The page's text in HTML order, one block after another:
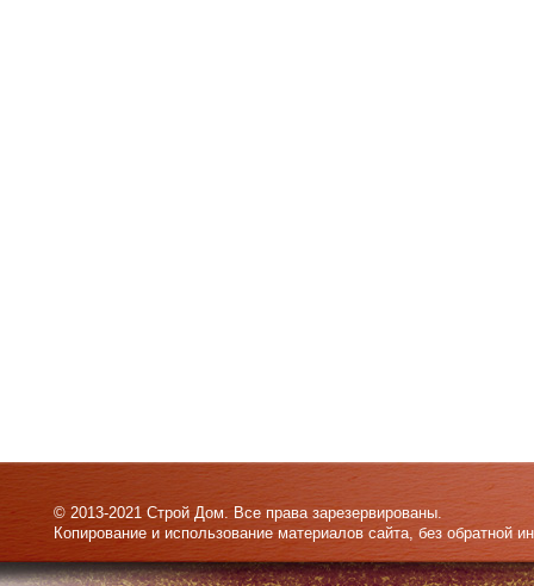
© 2013-2021 Строй Дом. Все права зарезервированы.
Копирование и использование материалов сайта, без обратной